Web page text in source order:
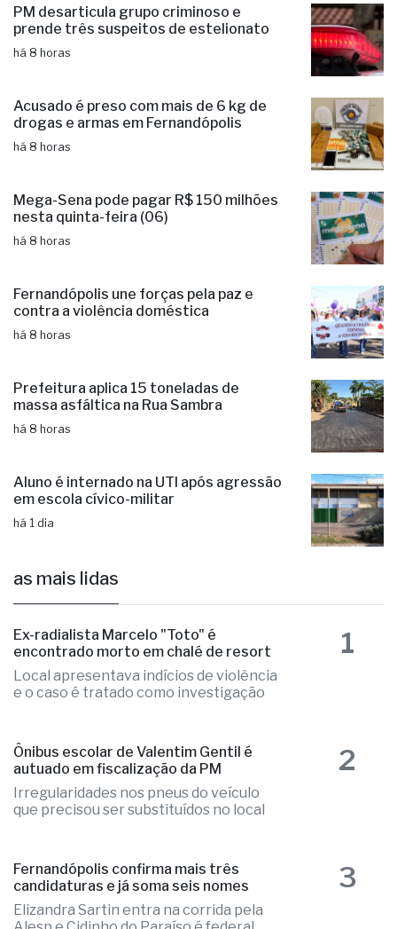
PM desarticula grupo criminoso e
prende três suspeitos de estelionato
há 8 horas
Acusado é preso com mais de 6 kg de
drogas e armas em Fernandópolis
há 8 horas
Mega-Sena pode pagar R$ 150 milhões
nesta quinta-feira (06)
há 8 horas
Fernandópolis une forças pela paz e
contra a violência doméstica
há 8 horas
Prefeitura aplica 15 toneladas de
massa asfáltica na Rua Sambra
há 8 horas
Aluno é internado na UTI após agressão
em escola cívico-militar
há 1 dia
as mais lidas
Ex-radialista Marcelo "Toto" é
encontrado morto em chalé de resort
Local apresentava indícios de violência
e o caso é tratado como investigação
1
Ônibus escolar de Valentim Gentil é
autuado em fiscalização da PM
Irregularidades nos pneus do veículo
que precisou ser substituídos no local
2
Fernandópolis confirma mais três
candidaturas e já soma seis nomes
Elizandra Sartin entra na corrida pela
3